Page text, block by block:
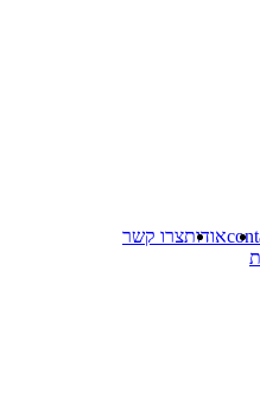
אודותצרו קשר